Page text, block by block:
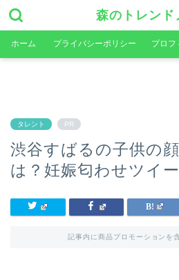
森のトレンド
ホーム プライバシーポリシー プロフ
タレント PR
渋谷すばるの子供の
は？妊娠匂わせツイ
記事内に商品プロモーションを